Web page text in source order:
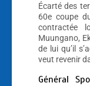
Écarté des
60e coupe
contractée
Muungano,
de lui qu’il
veut revenir
Général